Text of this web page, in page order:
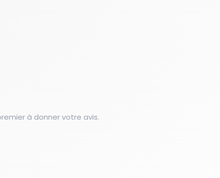
à donner votre avis.